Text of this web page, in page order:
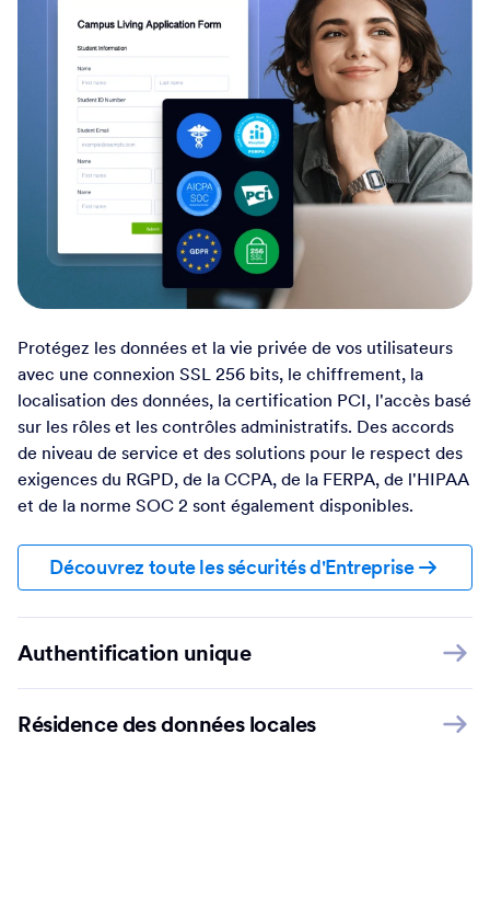
Sécurité de niveau
entreprise, où que vous
soyez
Sécurité de pointe
localisation des données, la certification PCI, l'accès basé
sur les rôles et les contrôles administratifs. Des accords
de niveau de service et des solutions pour le respect des
exigences du RGPD, de la CCPA, de la FERPA, de l'HIPAA